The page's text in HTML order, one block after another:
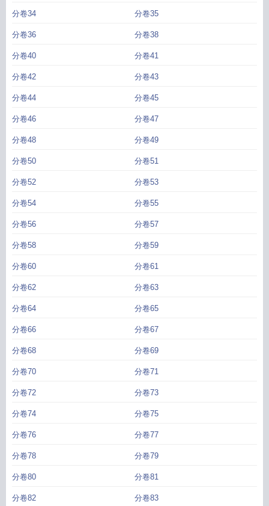
分卷34 分卷35
分卷36 分卷38
分卷40 分卷41
分卷42 分卷43
分卷44 分卷45
分卷46 分卷47
分卷48 分卷49
分卷50 分卷51
分卷52 分卷53
分卷54 分卷55
分卷56 分卷57
分卷58 分卷59
分卷60 分卷61
分卷62 分卷63
分卷64 分卷65
分卷66 分卷67
分卷68 分卷69
分卷70 分卷71
分卷72 分卷73
分卷74 分卷75
分卷76 分卷77
分卷78 分卷79
分卷80 分卷81
分卷82 分卷83